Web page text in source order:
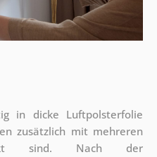
in dicke Luftpolsterfolie
zusätzlich mit mehreren
sind. Nach der